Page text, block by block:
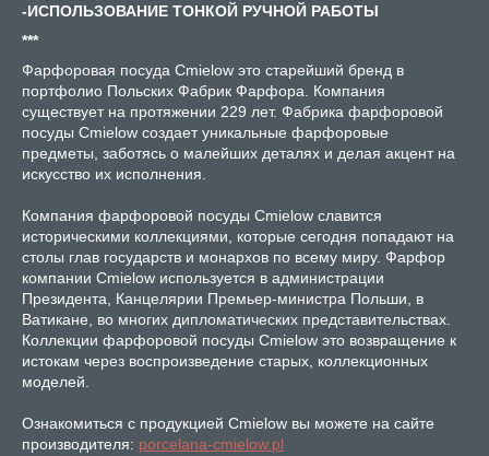
-ИСПОЛЬЗОВАНИЕ ТОНКОЙ РУЧНОЙ РАБОТЫ
***
Фарфоровая посуда Cmielow это старейший бренд в
портфолио Польских Фабрик Фарфора. Компания
существует на протяжении 229 лет. Фабрика фарфоровой
посуды Cmielow создает уникальные фарфоровые
предметы, заботясь о малейших деталях и делая акцент на
искусство их исполнения.
Компания фарфоровой посуды Cmielow славится
историческими коллекциями, которые сегодня попадают на
столы глав государств и монархов по всему миру. Фарфор
компании Cmielow используется в администрации
Президента, Канцелярии Премьер-министра Польши, в
Ватикане, во многих дипломатических представительствах.
Коллекции фарфоровой посуды Cmielow это возвращение к
истокам через воспроизведение старых, коллекционных
моделей.
Ознакомиться с продукцией Cmielow вы можете на сайте
производителя: porcelana-cmielow.pl